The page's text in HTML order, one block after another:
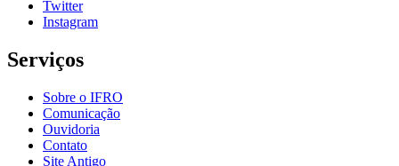
Twitter
Instagram
Serviços
Sobre o IFRO
Comunicação
Ouvidoria
Contato
Site Antigo